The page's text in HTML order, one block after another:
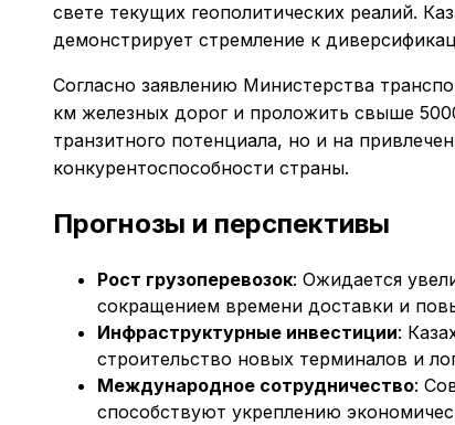
свете текущих геополитических реалий.
демонстрирует стремление к
Согласно заявлению Министерства
км железных дорог и проложить свыше
транзитного потенциала, но и на
конкурентоспособности страны.
Прогнозы и перспективы
Рост грузоперевозок: Ожидается
сокращением времени доставки и
Инфраструктурные инвестиции:
строительство новых терминалов и
Международное сотрудничество:
способствуют укреплению